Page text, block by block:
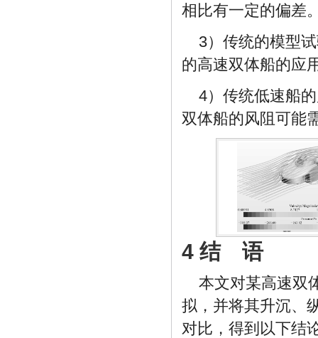
相比有一定的偏差
3）传统的模型
的高速双体船的应
4）传统低速船
双体船的风阻可能
4 结 语
本文对某高速双
拟，并将其升沉、
对比，得到以下结